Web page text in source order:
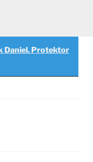
Daniel. Protektor